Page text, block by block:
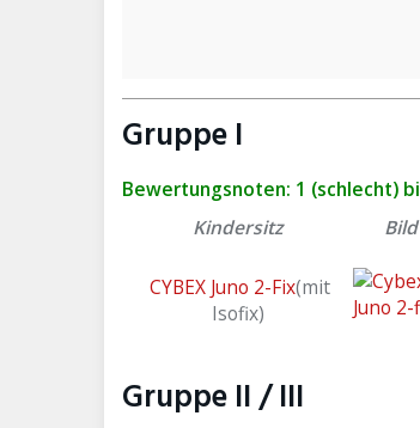
Gruppe I
Bewertungsnoten: 1 (schlecht)
Kindersitz
Bild
CYBEX Juno 2-Fix(mit
Isofix)
Gruppe II / III